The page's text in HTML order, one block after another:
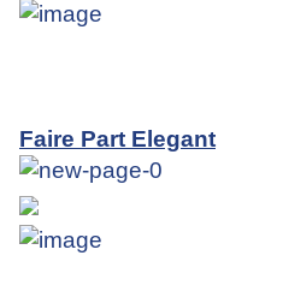
Faire Part Elegant